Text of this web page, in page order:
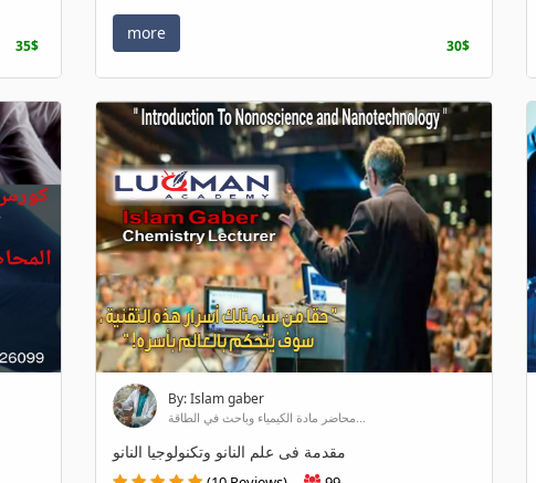
35$
more
30$
By: Islam gaber
مقدمة فى علم النانو وتكنولوجيا النانو